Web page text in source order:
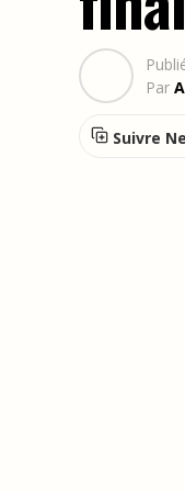
Par
Suivre